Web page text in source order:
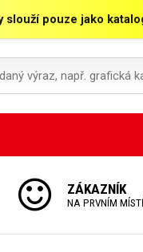
slouží pouze jako
ZÁKAZNÍK
NA PRVNÍM